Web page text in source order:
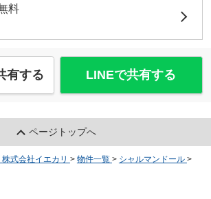
料
有する LINEで共有する
ページトップへ
式会社イエカリ > 物件一覧 > シャルマンドール >